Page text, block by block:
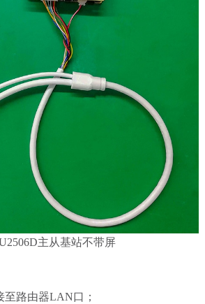
主从基站不带屏
至路由器LAN口；